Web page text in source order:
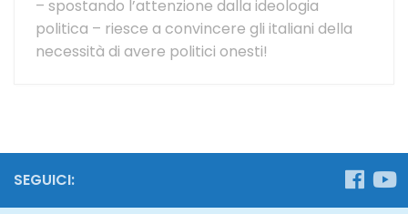
– spostando l’attenzione dalla ideologia
politica – riesce a convincere gli italiani della
necessità di avere politici onesti!
SEGUICI: